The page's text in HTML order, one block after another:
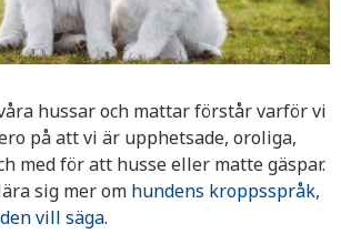
hussar och mattar förstår varför vi
på att vi är upphetsade, oroliga,
med för att husse eller matte gäspar.
sig mer om hundens kroppsspråk,
vill säga.